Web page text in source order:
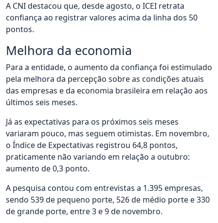
A CNI destacou que, desde agosto, o ICEI retrata
confiança ao registrar valores acima da linha dos 50
pontos.
Melhora da economia
Para a entidade, o aumento da confiança foi estimulado
pela melhora da percepção sobre as condições atuais
das empresas e da economia brasileira em relação aos
últimos seis meses.
Já as expectativas para os próximos seis meses
variaram pouco, mas seguem otimistas. Em novembro,
o Índice de Expectativas registrou 64,8 pontos,
praticamente não variando em relação a outubro:
aumento de 0,3 ponto.
A pesquisa contou com entrevistas a 1.395 empresas,
sendo 539 de pequeno porte, 526 de médio porte e 330
de grande porte, entre 3 e 9 de novembro.